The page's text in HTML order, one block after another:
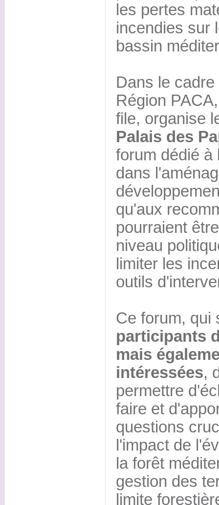
les pertes
incendies sur
bassin
Dans le
Région
file, organise
Palais des
forum dédié à
dans
qu'aux
pourraient
niveau
limiter les
outils
Ce forum, qui
participants
mais
intéressées,
permettre
faire et
questions
l'impact de
la forêt
gestion des
limite